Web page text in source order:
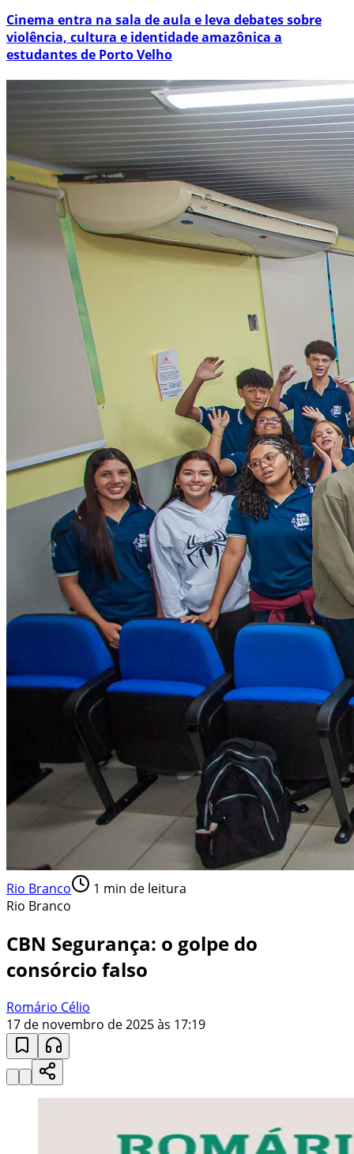
Cinema entra na sala de aula e leva debates sobre
violência, cultura e identidade amazônica a
estudantes de Porto Velho
Rio Branco 1 min de leitura
Rio Branco
CBN Segurança: o golpe do
consórcio falso
Romário Célio
17 de novembro de 2025 às 17:19